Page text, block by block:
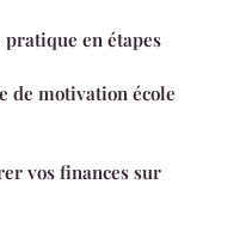
en étapes
de motivation école
vos finances sur